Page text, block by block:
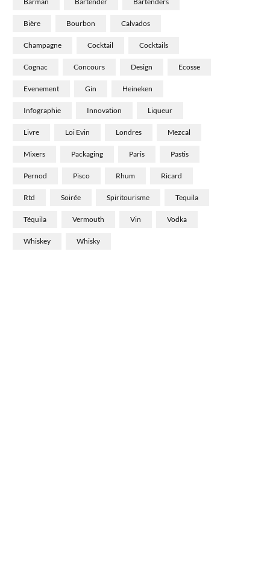
Bière Bourbon Calvados
Champagne Cocktail Cocktails
Cognac Concours Design Ecosse
Evenement Gin Heineken
Infographie Innovation Liqueur
Livre Loi Evin Londres Mezcal
Mixers Packaging Paris Pastis
Pernod Pisco Rhum Ricard
Rtd Soirée Spiritourisme Tequila
Téquila Vermouth Vin Vodka
Whiskey Whisky